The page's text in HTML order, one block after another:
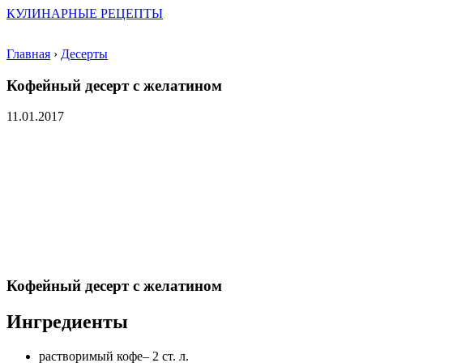
КУЛИНАРНЫЕ РЕЦЕПТЫ
Главная › Десерты
Кофейный десерт с желатином
11.01.2017
Кофейный десерт с желатином
Ингредиенты
растворимый кофе– 2 ст. л.